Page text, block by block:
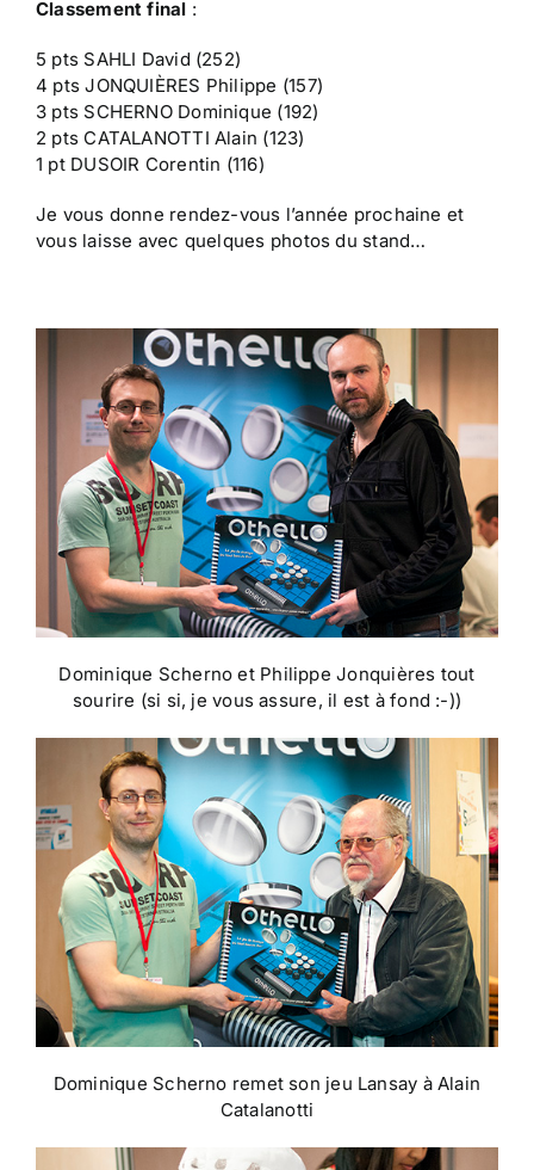
Classement final :
5 pts SAHLI David (252)
4 pts JONQUIÈRES Philippe (157)
3 pts SCHERNO Dominique (192)
2 pts CATALANOTTI Alain (123)
1 pt DUSOIR Corentin (116)
Je vous donne rendez-vous l’année prochaine et
vous laisse avec quelques photos du stand…
Dominique Scherno et Philippe Jonquières tout
sourire (si si, je vous assure, il est à fond :-))
Dominique Scherno remet son jeu Lansay à Alain
Catalanotti